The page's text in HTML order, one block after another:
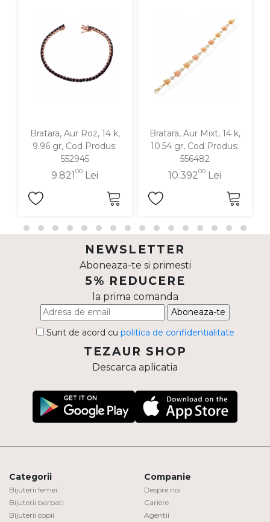
Diamante
Bratara, Aur Roz, 14 k,
9.96 gr, Cod Produs:
552945
9.82100 Lei
Bratara, Aur Mixt, 14 k,
10.54 gr, Cod Produs:
556482
10.39200 Lei
NEWSLETTER
Aboneaza-te si primesti
5% REDUCERE
la prima comanda
Aboneaza-te
Sunt de acord cu politica de confidentialitate
TEZAUR SHOP
Descarca aplicatia
Categorii
Bijuterii femei
Bijuterii barbati
Bijuterii copii
Companie
Despre noi
Cariere
Agentii